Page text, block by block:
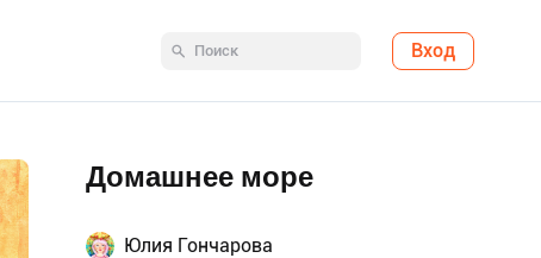
Вход
Домашнее море
Юлия Гончарова